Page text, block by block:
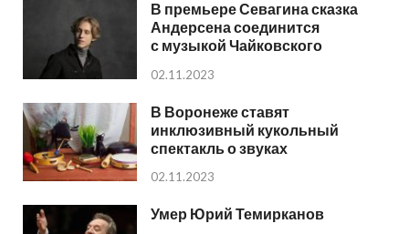
В премьере Севагина сказка
Андерсена соединится
с музыкой Чайковского
02.11.2023
В Воронеже ставят
инклюзивный кукольный
спектакль о звуках
02.11.2023
Умер Юрий Темирканов